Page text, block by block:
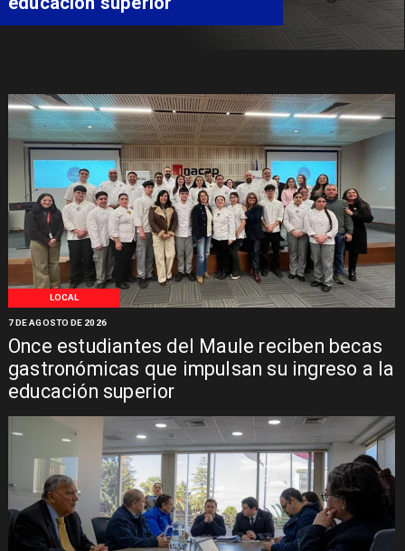
LOCAL
Once estudiantes del Maule reciben becas
gastronómicas que impulsan su ingreso a la
educación superior
7 DE AGOSTO DE 2026
Libertadores